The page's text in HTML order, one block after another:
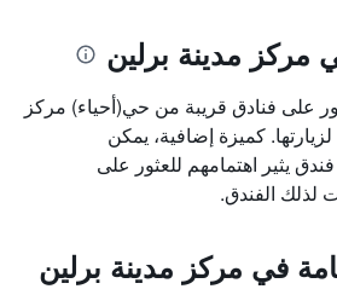
مركز مدينة برلين
على فنادق قريبة من حي(أحياء) مركز
كميزة إضافية، يمكن
يثير اهتمامهم للعثور على
لذلك الفندق.
في مركز مدينة برلين